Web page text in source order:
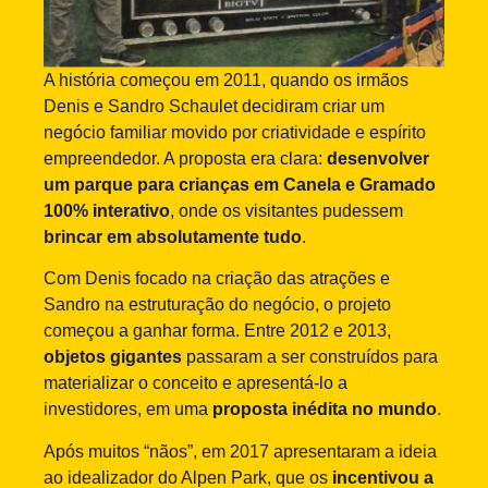
A história começou em 2011, quando os irmãos
Denis e Sandro Schaulet decidiram criar um
negócio familiar movido por criatividade e espírito
empreendedor. A proposta era clara: desenvolver
um parque para crianças em Canela e Gramado
100% interativo, onde os visitantes pudessem
brincar em absolutamente tudo.
Com Denis focado na criação das atrações e
Sandro na estruturação do negócio, o projeto
começou a ganhar forma. Entre 2012 e 2013,
objetos gigantes passaram a ser construídos para
materializar o conceito e apresentá-lo a
investidores, em uma proposta inédita no mundo.
Após muitos “nãos”, em 2017 apresentaram a ideia
ao idealizador do Alpen Park, que os incentivou a